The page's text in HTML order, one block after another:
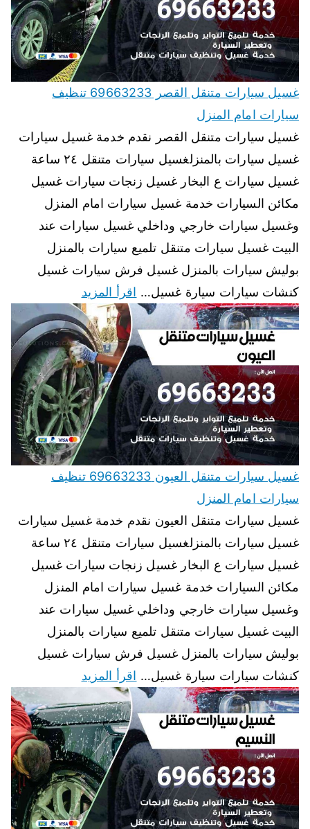
غسيل سيارات متنقل القصر 69663233 تنظيف
سيارات امام المنزل
غسيل سيارات متنقل القصر نقدم خدمة غسيل سيارات
غسيل سيارات بالمنزلغسيل سيارات متنقل ٢٤ ساعة
غسيل سيارات ع البخار غسيل زنجات سيارات غسيل
مكائن السيارات خدمة غسيل سيارات امام المنزل
وغسيل سيارات خارجي وداخلي غسيل سيارات عند
البيت غسيل سيارات متنقل تلميع سيارات بالمنزل
بوليش سيارات بالمنزل غسيل فرش سيارات غسيل
كنشات سيارات سيارة غسيل… اقرأ المزيد
غسيل سيارات متنقل العيون 69663233 تنظيف
سيارات امام المنزل
غسيل سيارات متنقل العيون نقدم خدمة غسيل سيارات
غسيل سيارات بالمنزلغسيل سيارات متنقل ٢٤ ساعة
غسيل سيارات ع البخار غسيل زنجات سيارات غسيل
مكائن السيارات خدمة غسيل سيارات امام المنزل
وغسيل سيارات خارجي وداخلي غسيل سيارات عند
البيت غسيل سيارات متنقل تلميع سيارات بالمنزل
بوليش سيارات بالمنزل غسيل فرش سيارات غسيل
كنشات سيارات سيارة غسيل… اقرأ المزيد